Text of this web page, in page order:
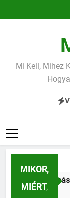
a
Mi Kell, Mihez
MIKOR,
MIÉRT,
Miért
1 Hét Ezelőtt